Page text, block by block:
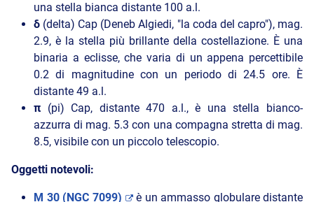
una stella bianca distante 100 a.l.
δ (delta) Cap (Deneb Algiedi, "la coda del capro"), mag.
2.9, è la stella più brillante della costellazione. È una
binaria a eclisse, che varia di un appena percettibile
0.2 di magnitudine con un periodo di 24.5 ore. È
distante 49 a.l.
π (pi) Cap, distante 470 a.l., è una stella bianco-
azzurra di mag. 5.3 con una compagna stretta di mag.
8.5, visibile con un piccolo telescopio.
Oggetti notevoli:
M 30 (NGC 7099) è un ammasso globulare distante